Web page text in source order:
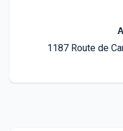
1187 Route de